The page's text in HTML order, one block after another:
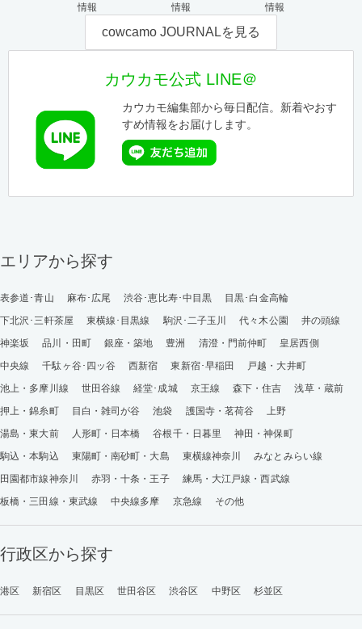
情報
情報
情報
cowcamo JOURNALを見る
カウカモ公式 LINE＠
カウカモ編集部から毎日配信。新着やおす
すめ情報をお届けします。
エリアから探す
表参道･青山 麻布･広尾 渋谷･恵比寿･中目黒
目黒･白金高輪
下北沢･三軒茶屋
東横線･目黒線 駒沢･二子玉川 代々木公園
井の頭線
神楽坂
品川・田町 銀座・築地 豊洲 清澄・門前仲町
皇居西側
中央線
千駄ヶ谷･四ッ谷 西新宿 東新宿･早稲田
戸越・大井町
池上・多摩川線
世田谷線 経堂･成城 京王線 森下・住吉
浅草・蔵前
押上・錦糸町
目白・雑司が谷 池袋 護国寺・茗荷谷
上野
湯島・東大前
人形町・日本橋 谷根千・日暮里
神田・神保町
駒込・本駒込
東陽町・南砂町・大島 東横線神奈川
みなとみらい線
田園都市線神奈川
赤羽・十条・王子
練馬・大江戸線・西武線
板橋・三田線・東武線
中央線多摩 京急線 その他
行政区から探す
港区 新宿区 目黒区 世田谷区 渋谷区 中野区 杉並区